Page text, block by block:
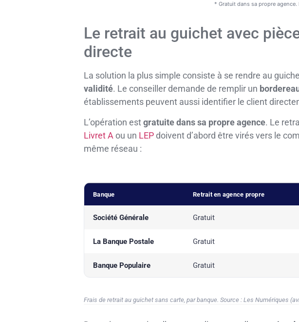
* Gratuit dans sa propre
Le retrait au guichet avec
directe
La solution la plus simple consiste à se rendre au
validité. Le conseiller demande de remplir un
établissements peuvent aussi identifier le client
L’opération estgratuite dans sa propre agence. Le
Livret A ou un LEP doivent d’abord être virés vers le
même réseau :
Banque Retrait en agence propre
Société Générale Gratuit
La Banque Postale Gratuit
Banque Populaire Gratuit
Frais de retrait au guichet sans carte, par banque. Source : Les Numériques